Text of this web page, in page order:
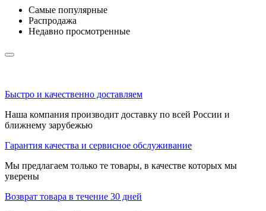
Самые популярные
Распродажа
Недавно просмотренные
Быстро и качественно доставляем
Наша компания производит доставку по всей России и
ближнему зарубежью
Гарантия качества и сервисное обслуживание
Мы предлагаем только те товары, в качестве которых мы
уверены
Возврат товара в течение 30 дней